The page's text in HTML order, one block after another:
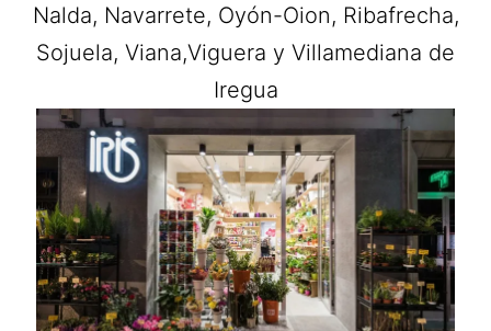
Nalda, Navarrete, Oyón-Oion, Ribafrecha,
Sojuela, Viana,Viguera y Villamediana de
Iregua